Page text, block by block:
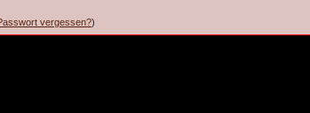
vergessen?)